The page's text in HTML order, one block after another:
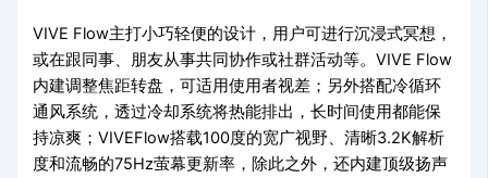
VIVE Flow主打小巧轻便的设计，用户可进行沉浸式冥想，
或在跟同事、朋友从事共同协作或社群活动等。VIVE Flow
内建调整焦距转盘，可适用使用者视差；另外搭配冷循环
通风系统，透过冷却系统将热能排出，长时间使用都能保
持凉爽；VIVEFlow搭载100度的宽广视野、清晰3.2K解析
度和流畅的75Hz萤幕更新率，除此之外，还内建顶级扬声